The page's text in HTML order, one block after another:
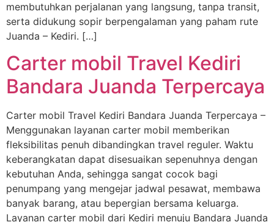
membutuhkan perjalanan yang langsung, tanpa transit,
serta didukung sopir berpengalaman yang paham rute
Juanda – Kediri. […]
Carter mobil Travel Kediri
Bandara Juanda Terpercaya
Carter mobil Travel Kediri Bandara Juanda Terpercaya –
Menggunakan layanan carter mobil memberikan
fleksibilitas penuh dibandingkan travel reguler. Waktu
keberangkatan dapat disesuaikan sepenuhnya dengan
kebutuhan Anda, sehingga sangat cocok bagi
penumpang yang mengejar jadwal pesawat, membawa
banyak barang, atau bepergian bersama keluarga.
Layanan carter mobil dari Kediri menuju Bandara Juanda